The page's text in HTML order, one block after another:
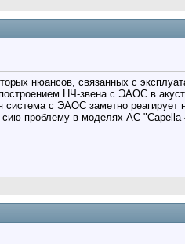
нюансов, связанных с
НЧ-звена с ЭАОС в
с ЭАОС заметно реагирует
проблему в моделях АС